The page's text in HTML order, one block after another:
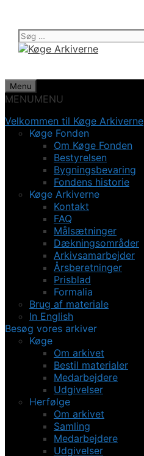
indhold
Søg
efter:
Menu
MENUMENU
Velkommen til Køge Arkiverne
Køge Fonden
Om Køge Fonden
Bestyrelsen
Bygningsbevaring
Fondens historie
Køge Arkiverne
Kontakt
FAQ
Målsætninger
Dækningsområder
Arkivsamarbejder
Årsberetninger
Prisblad
Formalia
Brug af materiale
In English
Besøg vores arkiver
Køge
Om arkivet
Bestil materialer
Medarbejdere
Udgivelser
Herfølge
Om arkivet
Samling
Medarbejdere
Udgivelser